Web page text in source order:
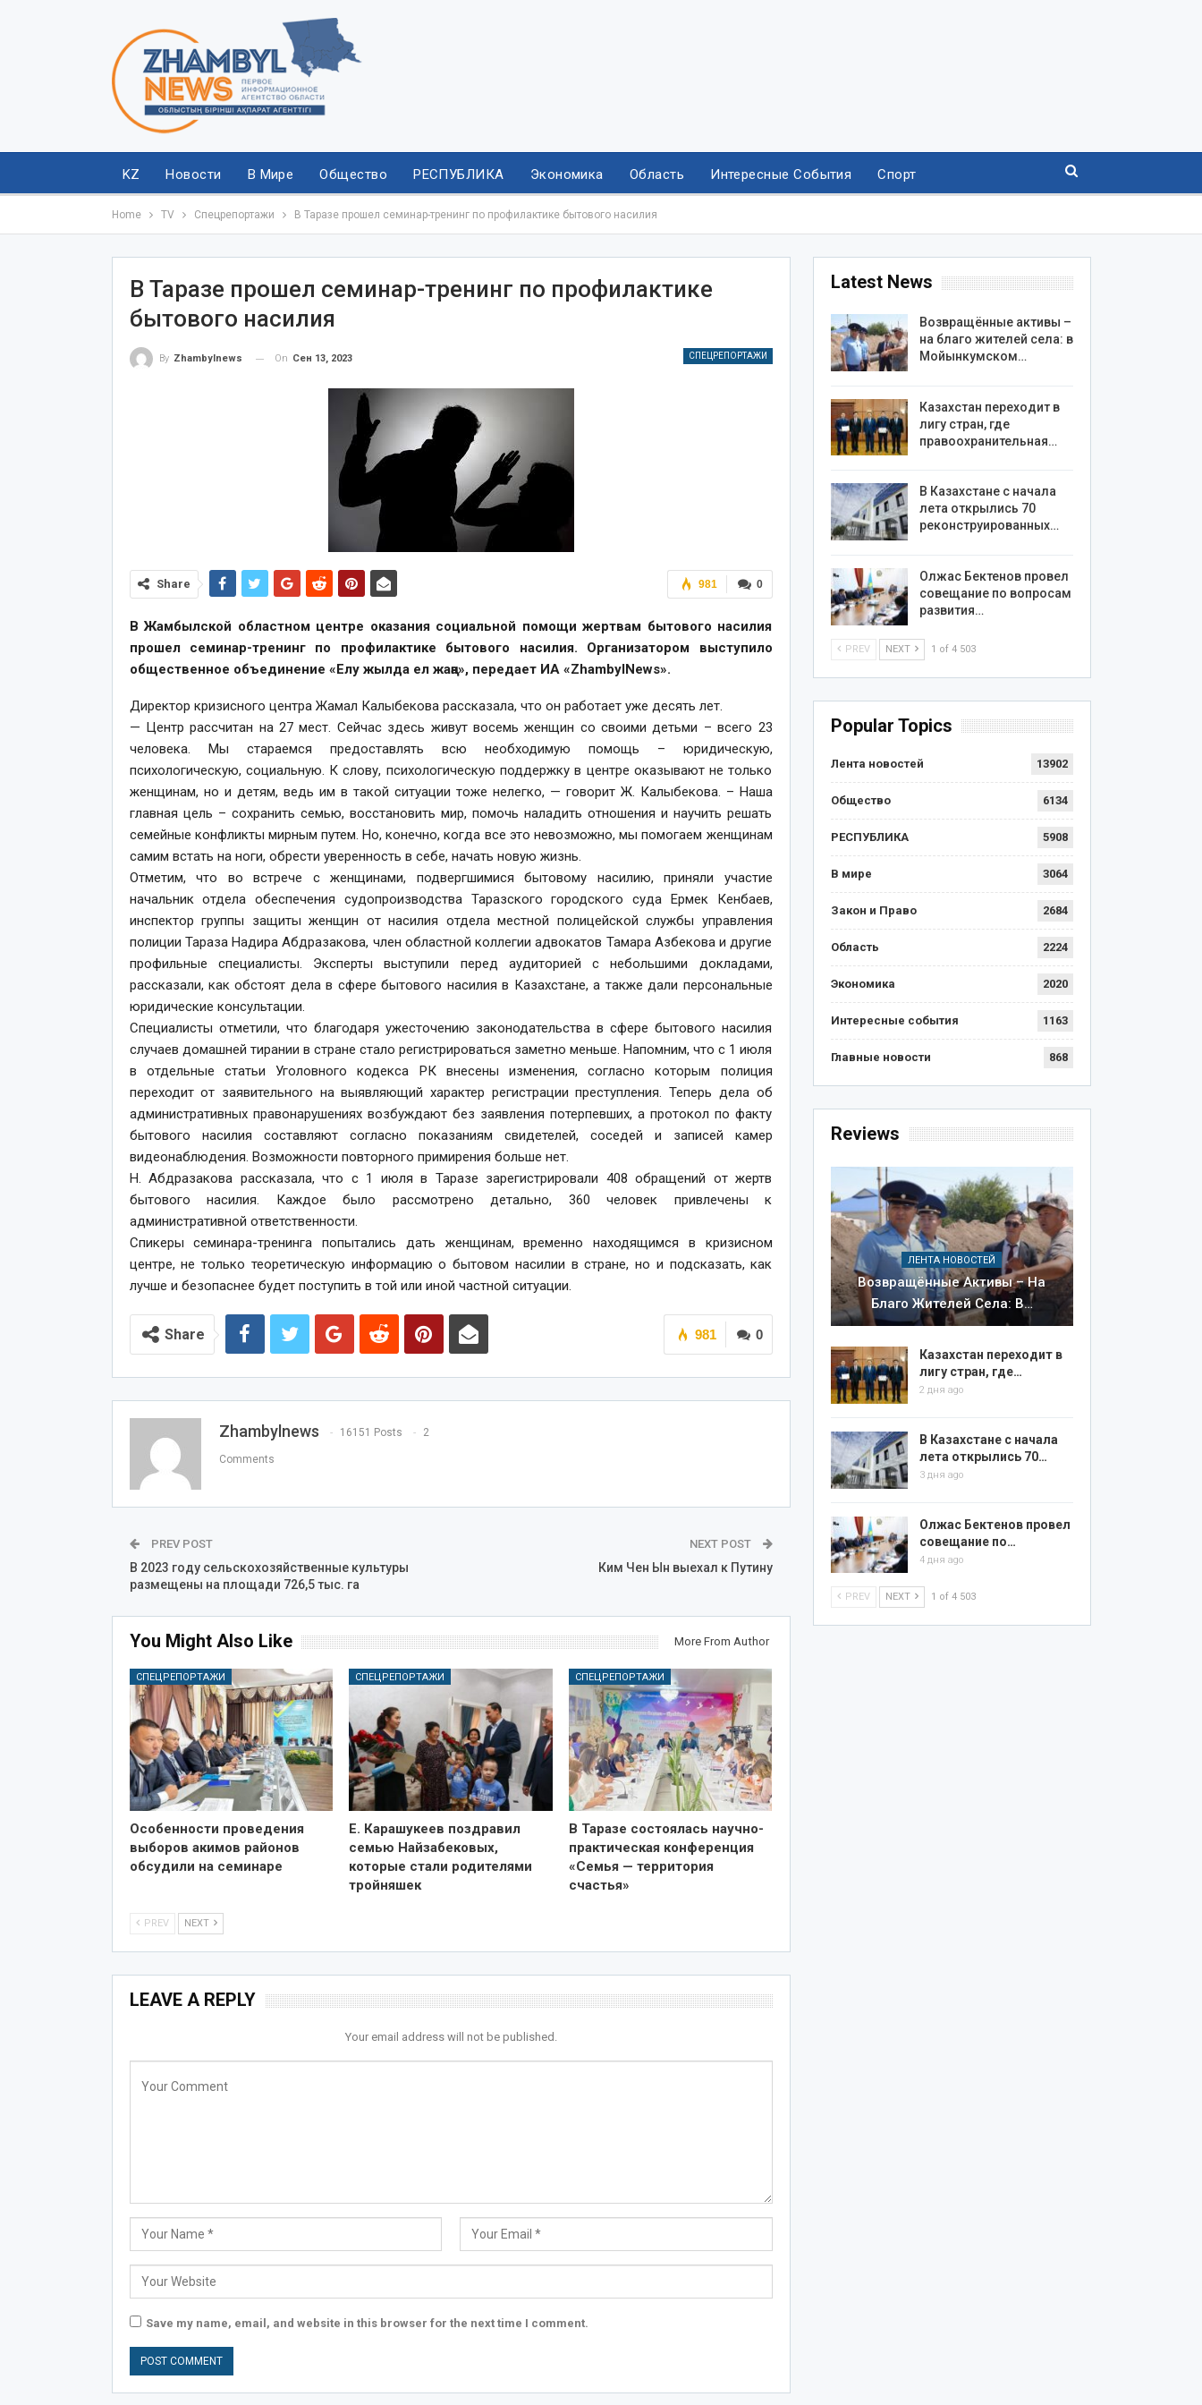
KZ Новости В Мире Общество РЕСПУБЛИКА Экономика Область Интересные События Спорт
Home TV Спецрепортажи В Таразе прошел семинар-тренинг по профилактике бытового насилия
В Таразе прошел семинар-тренинг по профилактике
бытового насилия
СПЕЦРЕПОРТАЖИ
By Zhambylnews On Сен 13, 2023
0
981
Share
В Жамбылской областном центре оказания социальной помощи жертвам бытового насилия
прошел семинар-тренинг по профилактике бытового насилия. Организатором выступило
общественное объединение «Елу жылда ел жаңа», передает ИА «ZhambylNews».
Директор кризисного центра Жамал Калыбекова рассказала, что он работает уже десять лет.
— Центр рассчитан на 27 мест. Сейчас здесь живут восемь женщин со своими детьми – всего 23
человека. Мы стараемся предоставлять всю необходимую помощь – юридическую,
психологическую, социальную. К слову, психологическую поддержку в центре оказывают не только
женщинам, но и детям, ведь им в такой ситуации тоже нелегко, — говорит Ж. Калыбекова. – Наша
главная цель – сохранить семью, восстановить мир, помочь наладить отношения и научить решать
семейные конфликты мирным путем. Но, конечно, когда все это невозможно, мы помогаем женщинам
самим встать на ноги, обрести уверенность в себе, начать новую жизнь.
Отметим, что во встрече с женщинами, подвергшимися бытовому насилию, приняли участие
начальник отдела обеспечения судопроизводства Таразского городского суда Ермек Кенбаев,
инспектор группы защиты женщин от насилия отдела местной полицейской службы управления
полиции Тараза Надира Абдразакова, член областной коллегии адвокатов Тамара Азбекова и другие
профильные специалисты. Эксперты выступили перед аудиторией с небольшими докладами,
рассказали, как обстоят дела в сфере бытового насилия в Казахстане, а также дали персональные
юридические консультации.
Специалисты отметили, что благодаря ужесточению законодательства в сфере бытового насилия
случаев домашней тирании в стране стало регистрироваться заметно меньше. Напомним, что с 1 июля
в отдельные статьи Уголовного кодекса РК внесены изменения, согласно которым полиция
переходит от заявительного на выявляющий характер регистрации преступления. Теперь дела об
административных правонарушениях возбуждают без заявления потерпевших, а протокол по факту
бытового насилия составляют согласно показаниям свидетелей, соседей и записей камер
видеонаблюдения. Возможности повторного примирения больше нет.
Н. Абдразакова рассказала, что с 1 июля в Таразе зарегистрировали 408 обращений от жертв
бытового насилия. Каждое было рассмотрено детально, 360 человек привлечены к
административной ответственности.
Спикеры семинара-тренинга попытались дать женщинам, временно находящимся в кризисном
центре, не только теоретическую информацию о бытовом насилии в стране, но и подсказать, как
лучше и безопаснее будет поступить в той или иной частной ситуации.
0
981
Share
Zhambylnews 16151 Posts 2
Comments
PREV POST
В 2023 году сельскохозяйственные культуры
размещены на площади 726,5 тыс. га
NEXT POST
Ким Чен Ын выехал к Путину
You Might Also Like More From Author
СПЕЦРЕПОРТАЖИ
Особенности проведения
выборов акимов районов
обсудили на семинаре
СПЕЦРЕПОРТАЖИ
Е. Карашукеев поздравил
семью Найзабековых,
которые стали родителями
тройняшек
СПЕЦРЕПОРТАЖИ
В Таразе состоялась научно-
практическая конференция
«Семья — территория
счастья»
PREV NEXT
LEAVE A REPLY
Your email address will not be published.
Save my name, email, and website in this browser for the next time I comment.
Latest News
Возвращённые активы –
на благо жителей села: в
Мойынкумском…
Казахстан переходит в
лигу стран, где
правоохранительная…
В Казахстане с начала
лета открылись 70
реконструированных…
Олжас Бектенов провел
совещание по вопросам
развития…
PREV NEXT 1 of 4 503
Popular Topics
Лента новостей 13902
Общество 6134
РЕСПУБЛИКА 5908
В мире 3064
Закон и Право 2684
Область 2224
Экономика 2020
Интересные события 1163
Главные новости 868
Reviews
ЛЕНТА НОВОСТЕЙ
Возвращённые Активы – На
Благо Жителей Села: В…
Казахстан переходит в
лигу стран, где…
2 дня ago
В Казахстане с начала
лета открылись 70…
3 дня ago
Олжас Бектенов провел
совещание по…
4 дня ago
PREV NEXT 1 of 4 503